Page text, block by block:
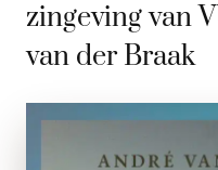
zingeving van
van der Braak